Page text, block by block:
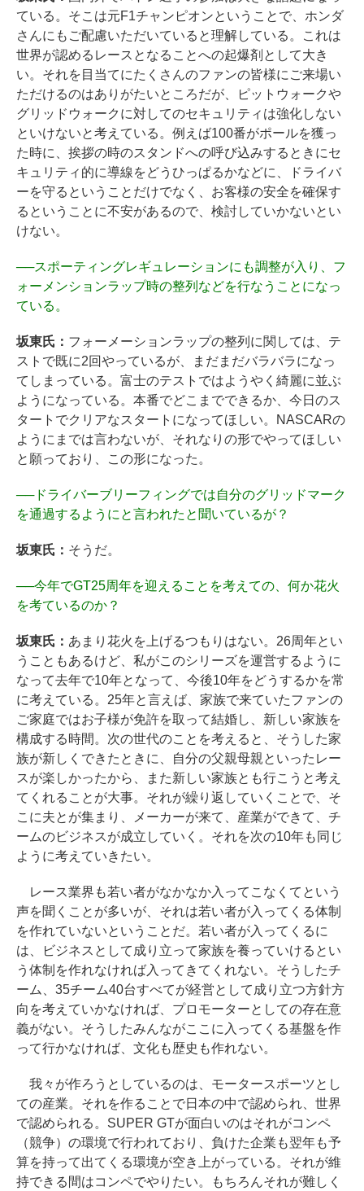
ている。そこは元F1チャンピオンということで、ホンダ
さんにもご配慮いただいていると理解している。これは
世界が認めるレースとなることへの起爆剤として大き
い。それを目当てにたくさんのファンの皆様にご来場い
ただけるのはありがたいところだが、ピットウォークや
グリッドウォークに対してのセキュリティは強化しない
といけないと考えている。例えば100番がポールを獲っ
た時に、挨拶の時のスタンドへの呼び込みするときにセ
キュリティ的に導線をどうひっぱるかなどに、ドライバ
ーを守るということだけでなく、お客様の安全を確保す
るということに不安があるので、検討していかないとい
けない。
──スポーティングレギュレーションにも調整が入り、フ
ォーメンションラップ時の整列などを行なうことになっ
ている。
坂東氏： フォーメーションラップの整列に関しては、テ
ストで既に2回やっているが、まだまだバラバラになっ
てしまっている。富士のテストではようやく綺麗に並ぶ
ようになっている。本番でどこまでできるか、今日のス
タートでクリアなスタートになってほしい。NASCARの
ようにまでは言わないが、それなりの形でやってほしい
と願っており、この形になった。
──ドライバーブリーフィングでは自分のグリッドマーク
を通過するようにと言われたと聞いているが？
坂東氏： そうだ。
──今年でGT25周年を迎えることを考えての、何か花火
を考ているのか？
坂東氏： あまり花火を上げるつもりはない。26周年とい
うこともあるけど、私がこのシリーズを運営するように
なって去年で10年となって、今後10年をどうするかを常
に考えている。25年と言えば、家族で来ていたファンの
ご家庭ではお子様が免許を取って結婚し、新しい家族を
構成する時間。次の世代のことを考えると、そうした家
族が新しくできたときに、自分の父親母親といったレー
スが楽しかったから、また新しい家族とも行こうと考え
てくれることが大事。それが繰り返していくことで、そ
こに夫とが集まり、メーカーが来て、産業ができて、チ
ームのビジネスが成立していく。それを次の10年も同じ
ように考えていきたい。
レース業界も若い者がなかなか入ってこなくてという
声を聞くことが多いが、それは若い者が入ってくる体制
を作れていないということだ。若い者が入ってくるに
は、ビジネスとして成り立って家族を養っていけるとい
う体制を作れなければ入ってきてくれない。そうしたチ
ーム、35チーム40台すべてが経営として成り立つ方針方
向を考えていかなければ、プロモーターとしての存在意
義がない。そうしたみんながここに入ってくる基盤を作
って行かなければ、文化も歴史も作れない。
我々が作ろうとしているのは、モータースポーツとし
ての産業。それを作ることで日本の中で認められ、世界
で認められる。SUPER GTが面白いのはそれがコンペ
（競争）の環境で行われており、負けた企業も翌年も予
算を持って出てくる環境が空き上がっている。それが維
持できる間はコンペでやりたい。もちろんそれが難しく